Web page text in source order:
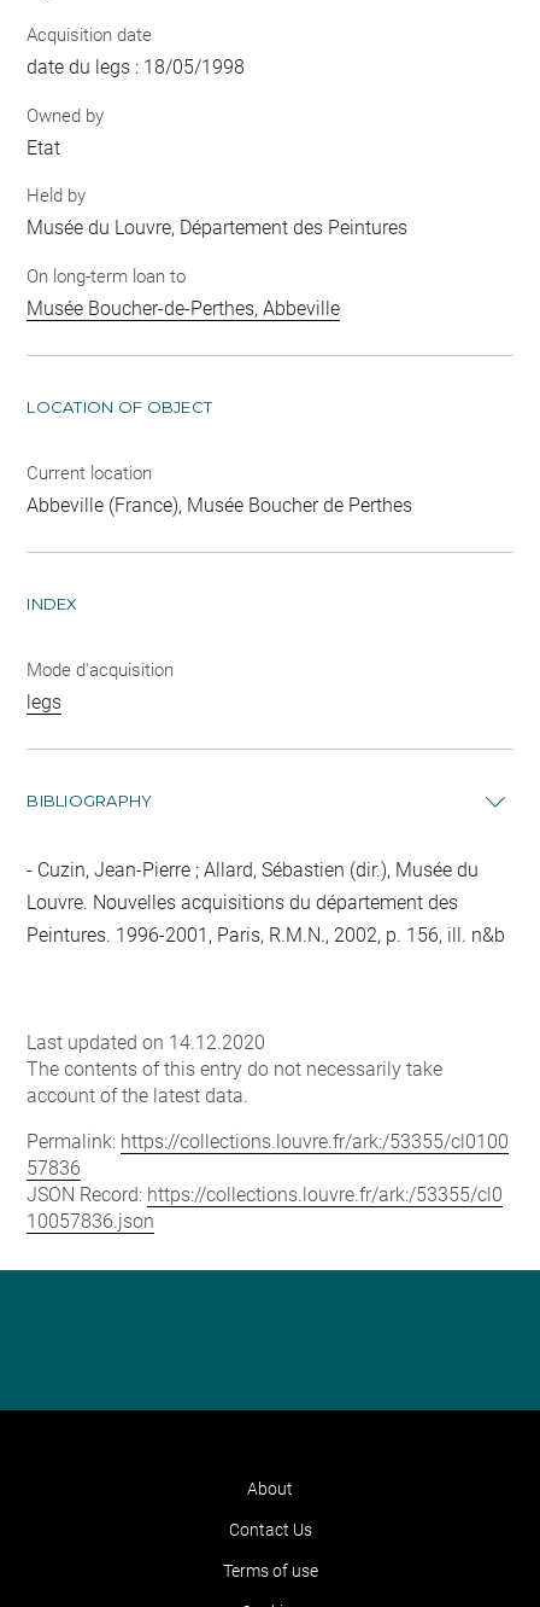
Acquisition date
date du legs : 18/05/1998
Owned by
Etat
Held by
Musée du Louvre, Département des Peintures
On long-term loan to
Musée Boucher-de-Perthes, Abbeville
LOCATION OF OBJECT
Current location
Abbeville (France), Musée Boucher de Perthes
INDEX
Mode d'acquisition
legs
BIBLIOGRAPHY
Cuzin, Jean-Pierre ; Allard, Sébastien (dir.), Musée du
Louvre. Nouvelles acquisitions du département des
Peintures. 1996-2001, Paris, R.M.N., 2002, p. 156, ill. n&b
Last updated on 14.12.2020
The contents of this entry do not necessarily take
account of the latest data.
Permalink: https://collections.louvre.fr/ark:/53355/cl0100
57836
JSON Record: https://collections.louvre.fr/ark:/53355/cl0
10057836.json
About
Contact Us
Terms of use